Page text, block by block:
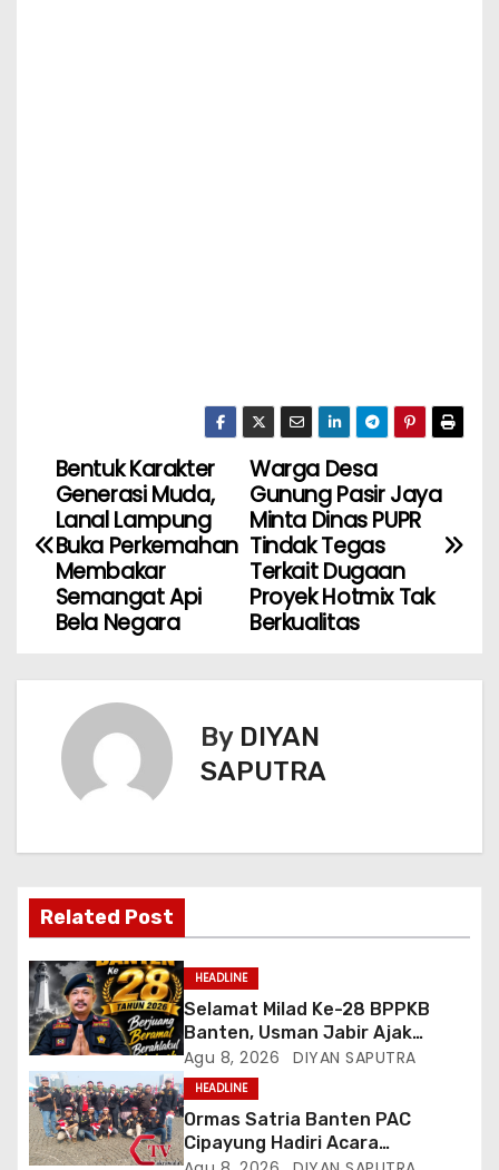
Warga Desa
Gunung Pasir Jaya
Minta Dinas PUPR
Tindak Tegas
Terkait Dugaan
Proyek Hotmix Tak
Berkualitas
Bentuk Karakter
Generasi Muda,
Lanal Lampung
Buka Perkemahan
Membakar
Semangat Api
Bela Negara
By DIYAN
SAPUTRA
Related Post
HEADLINE
Selamat Milad Ke-28 BPPKB
Banten, Usman Jabir Ajak
Perkuat Solidaritas Dan
Kebersamaan
Agu 8, 2026 DIYAN SAPUTRA
HEADLINE
Ormas Satria Banten PAC
Cipayung Hadiri Acara